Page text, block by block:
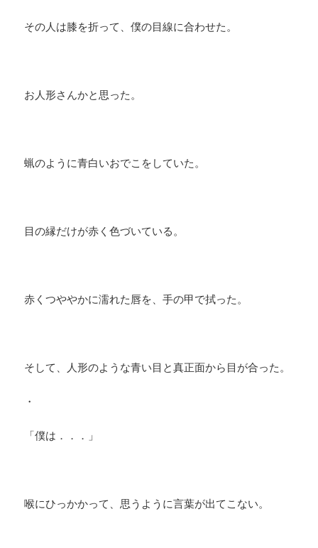
その人は膝を折って、僕の目線に合わせた。
お人形さんかと思った。
蝋のように青白いおでこをしていた。
目の縁だけが赤く色づいている。
赤くつややかに濡れた唇を、手の甲で拭った。
そして、人形のような青い目と真正面から目が合った。
・
「僕は．．．」
喉にひっかかって、思うように言葉が出てこない。